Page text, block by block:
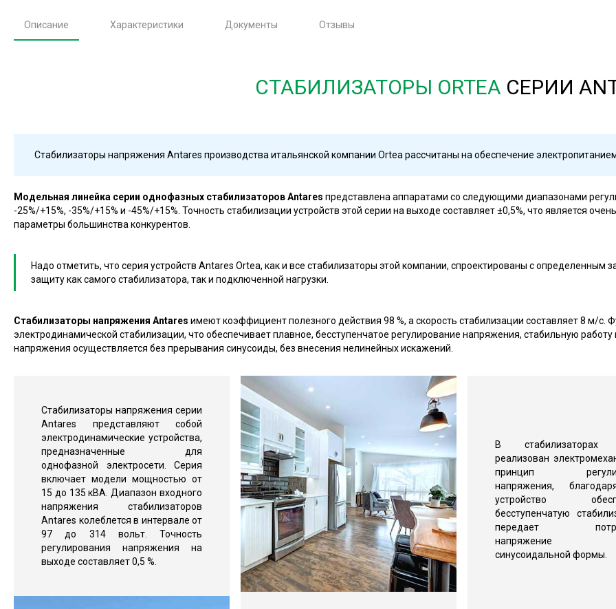
Описание Характеристики Документы Отзывы
СТАБИЛИЗАТОРЫ ORTEA СЕРИИ
Стабилизаторы напряжения Antares производства итальянской компании Ortea рассчитаны на обеспечение
Модельная линейка серии однофазных стабилизаторов Antares представлена аппаратами со следующими диапазонами
-25%/+15%, -35%/+15% и -45%/+15%. Точность стабилизации устройств этой серии на выходе составляет ±0,5%, что является
параметры большинства конкурентов.
Надо отметить, что серия устройств Antares Ortea, как и все стабилизаторы этой компании, спроектированы с
защиту как самого стабилизатора, так и подключенной нагрузки.
Стабилизаторы напряжения Antares имеют коэффициент полезного действия 98 %, а скорость стабилизации составляет 8 м/с.
электродинамической стабилизации, что обеспечивает плавное, бесступенчатое регулирование напряжения, стабильную
напряжения осуществляется без прерывания синусоиды, без внесения нелинейных искажений.
Стабилизаторы напряжения серии
Antares представляют собой
электродинамические устройства,
предназначенные для
однофазной электросети. Серия
включает модели мощностью от
15 до 135 кВА. Диапазон входного
напряжения стабилизаторов
Antares колеблется в интервале от
97 до 314 вольт. Точность
регулирования напряжения на
выходе составляет 0,5 %.
В стабилизаторах
реализован
принцип
напряжения,
устройство
бесступенчатую
передает
напряжение
синусоидальной формы.